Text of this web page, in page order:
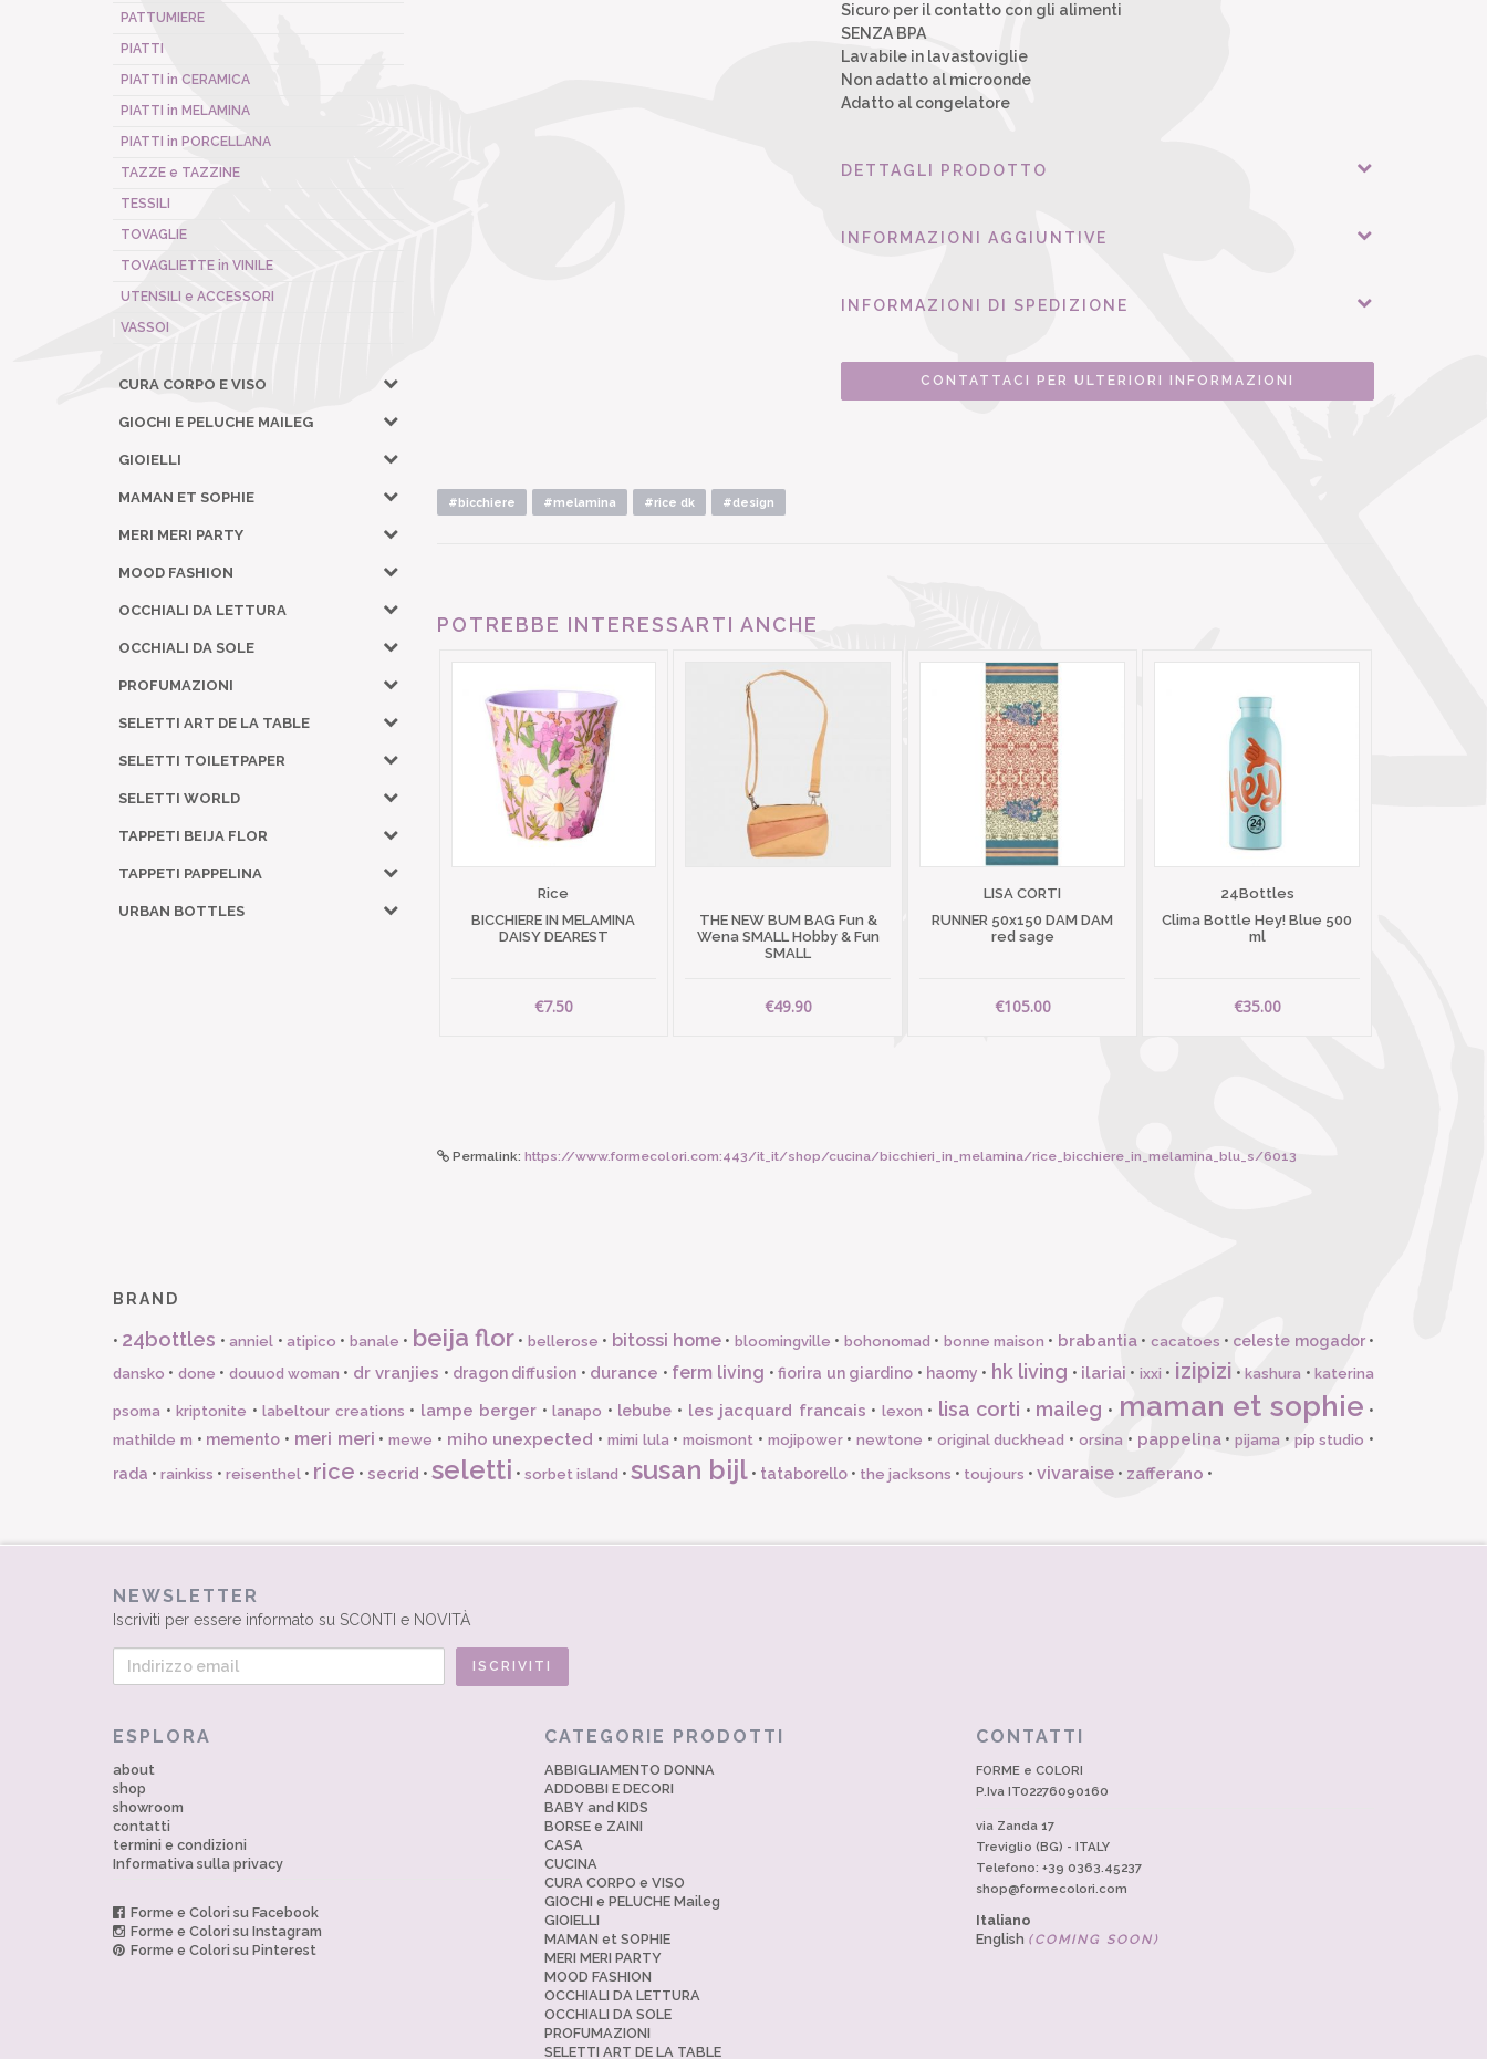
PATTUMIERE
PIATTI
PIATTI in CERAMICA
PIATTI in MELAMINA
PIATTI in PORCELLANA
TAZZE e TAZZINE
TESSILI
TOVAGLIE
TOVAGLIETTE in VINILE
UTENSILI e ACCESSORI
VASSOI
CURA CORPO E VISO
GIOCHI E PELUCHE MAILEG
GIOIELLI
MAMAN ET SOPHIE
MERI MERI PARTY
MOOD FASHION
OCCHIALI DA LETTURA
OCCHIALI DA SOLE
PROFUMAZIONI
SELETTI ART DE LA TABLE
SELETTI TOILETPAPER
SELETTI WORLD
TAPPETI BEIJA FLOR
TAPPETI PAPPELINA
URBAN BOTTLES
Sicuro per il contatto con gli alimenti
SENZA BPA
Lavabile in lavastoviglie
Non adatto al microonde
Adatto al congelatore
DETTAGLI PRODOTTO
INFORMAZIONI AGGIUNTIVE
INFORMAZIONI DI SPEDIZIONE
CONTATTACI PER ULTERIORI INFORMAZIONI
#bicchiere #melamina #rice dk #design
POTREBBE INTERESSARTI ANCHE
Rice
BICCHIERE IN MELAMINA
DAISY DEAREST
€7.50
THE NEW BUM BAG Fun &
Wena SMALL Hobby & Fun
SMALL
€49.90
LISA CORTI
RUNNER 50x150 DAM DAM
red sage
€105.00
24Bottles
Clima Bottle Hey! Blue 500
ml
€35.00
Permalink: https://www.formecolori.com:443/it_it/shop/cucina/bicchieri_in_melamina/rice_bicchiere_in_melamina_blu_s/6013
BRAND
• 24bottles •anniel •atipico • banale • beija flor • bellerose • bitossi home • bloomingville • bohonomad • bonne maison • brabantia• cacatoes • celeste mogador•
dansko • done • douuod woman • dr vranjies • dragon diffusion • durance • ferm living •fiorira un giardino • haomy • hk living • ilariai • ixxi • izipizi •kashura •katerina
psoma •kriptonite •labeltour creations • lampe berger •lanapo • lebube • les jacquard francais • lexon • lisa corti • maileg • maman et sophie •
mathilde m • memento • meri meri •mewe • miho unexpected • mimi lula •moismont • mojipower•newtone • original duckhead • orsina • pappelina•pijama • pip studio •
rada • rainkiss • reisenthel • rice • secrid • seletti • sorbet island • susan bijl • tataborello • the jacksons • toujours • vivaraise • zafferano •
NEWSLETTER
Iscriviti per essere informato su SCONTI e NOVITÀ
ESPLORA
about
shop
showroom
contatti
termini e condizioni
Informativa sulla privacy
Forme e Colori su Facebook
Forme e Colori su Instagram
Forme e Colori su Pinterest
CATEGORIE PRODOTTI
ABBIGLIAMENTO DONNA
ADDOBBI E DECORI
BABY and KIDS
BORSE e ZAINI
CASA
CUCINA
CURA CORPO e VISO
GIOCHI e PELUCHE Maileg
GIOIELLI
MAMAN et SOPHIE
MERI MERI PARTY
MOOD FASHION
OCCHIALI DA LETTURA
OCCHIALI DA SOLE
PROFUMAZIONI
SELETTI ART DE LA TABLE
CONTATTI
FORME e COLORI
P.Iva IT02276090160
via Zanda 17
Treviglio (BG) - ITALY
Telefono: +39 0363.45237
shop@formecolori.com
Italiano
English (COMING SOON)